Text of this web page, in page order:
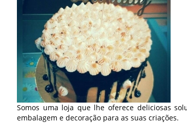
Somos uma loja que lhe oferece deliciosas
embalagem e decoração para as suas criações.